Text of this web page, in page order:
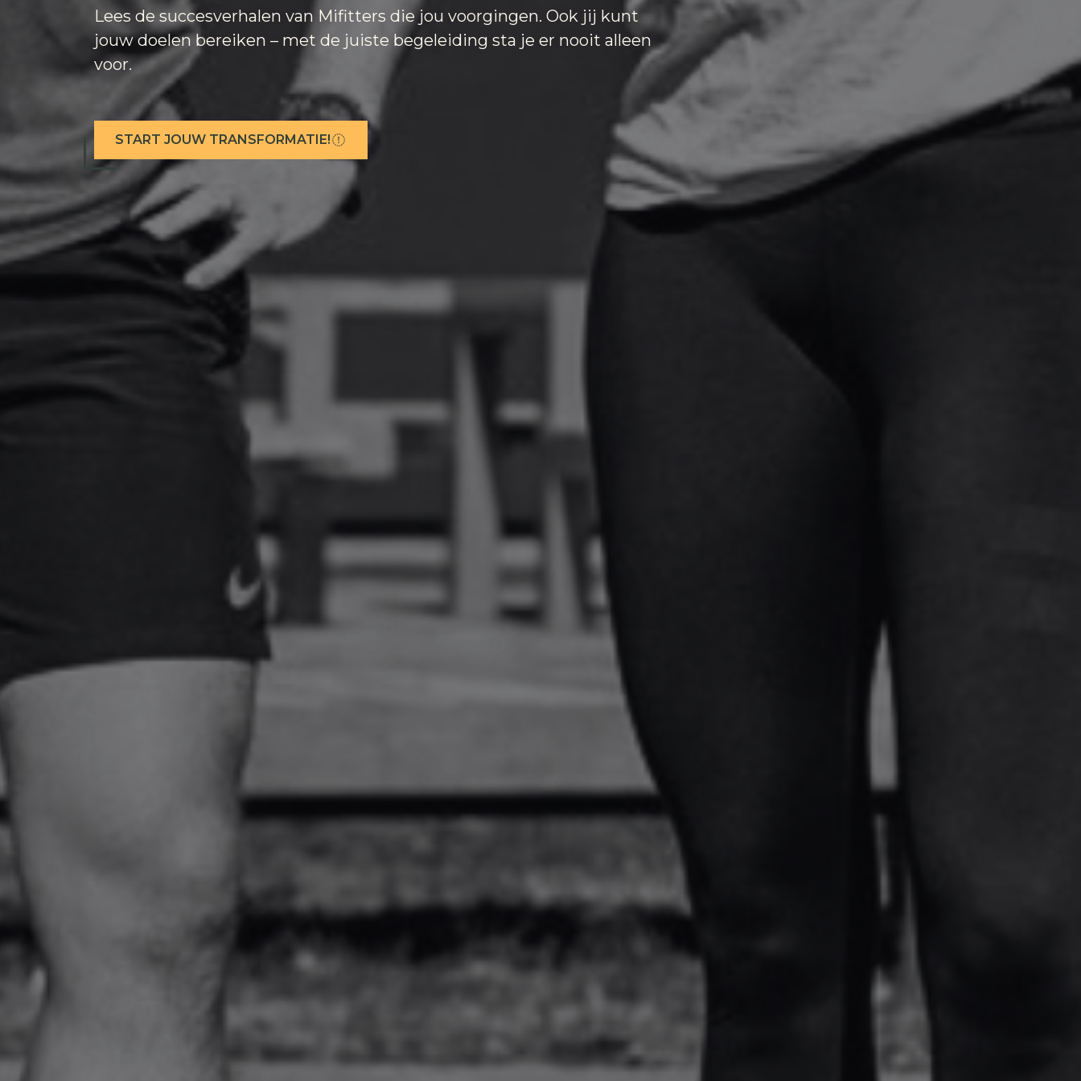
Lees de succesverhalen van Mifitters die jou voorgingen. Ook jij kunt
jouw doelen bereiken – met de juiste begeleiding sta je er nooit alleen
voor.
START JOUW TRANSFORMATIE!